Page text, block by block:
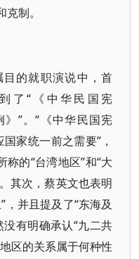
制。
的就职演说中，首
了“《中华民国宪
”。“《中华民国宪
家统一前之需要”，
称的“台湾地区”和“大
其次，蔡英文也表明
，并且提及了“东海及
有明确承认“九二共
区的关系属于何种性